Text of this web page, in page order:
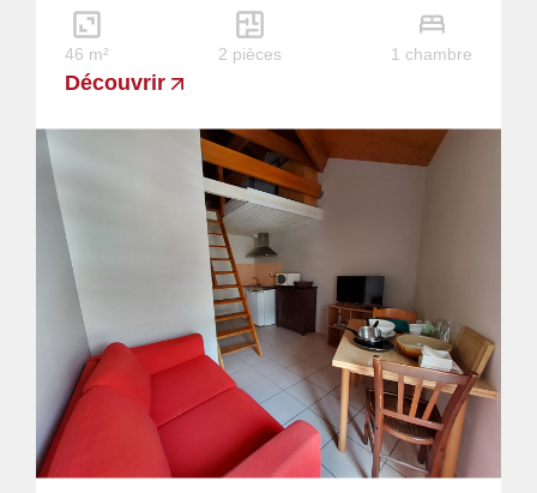
46 m² 2 pièces 1 chambre
Découvrir